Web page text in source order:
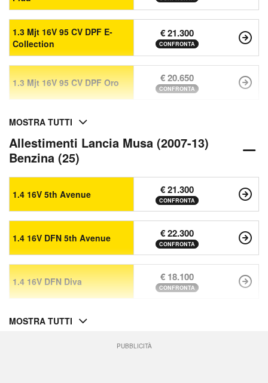
1.3 Mjt 16V 95 CV DPF E-
Collection
€ 21.300
CONFRONTA
1.3 Mjt 16V 95 CV DPF Oro € 20.650
CONFRONTA
MOSTRA TUTTI
Allestimenti Lancia Musa (2007-13)
Benzina (25)
1.4 16V 5th Avenue € 21.300
CONFRONTA
1.4 16V DFN 5th Avenue € 22.300
CONFRONTA
1.4 16V DFN Diva € 18.100
CONFRONTA
MOSTRA TUTTI
PUBBLICITÀ